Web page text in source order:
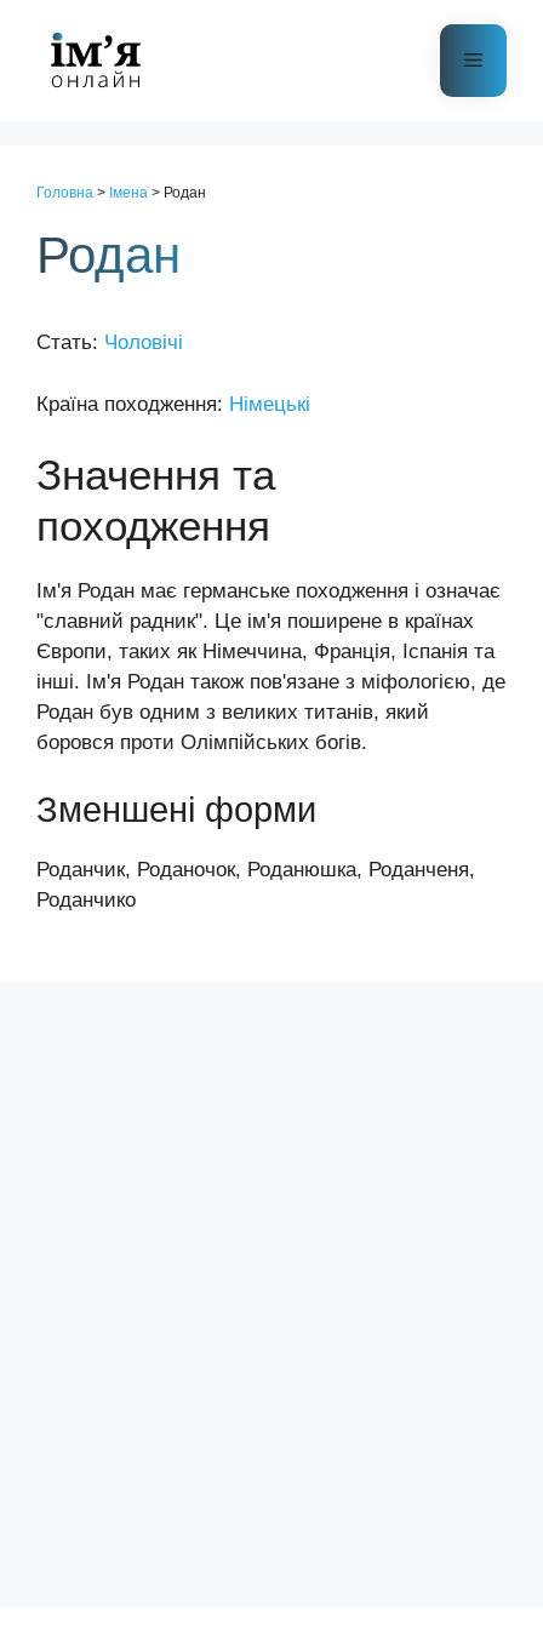
контенту
Меню
Головна > Імена > Родан
Родан
Стать: Чоловічі
Країна походження: Німецькі
Значення та
походження
Ім'я Родан має германське походження і означає
"славний радник". Це ім'я поширене в країнах
Європи, таких як Німеччина, Франція, Іспанія та
інші. Ім'я Родан також пов'язане з міфологією, де
Родан був одним з великих титанів, який
боровся проти Олімпійських богів.
Зменшені форми
Роданчик, Роданочок, Роданюшка, Роданченя,
Роданчико